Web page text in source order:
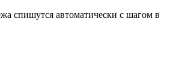
спишутся автоматически с шагом в